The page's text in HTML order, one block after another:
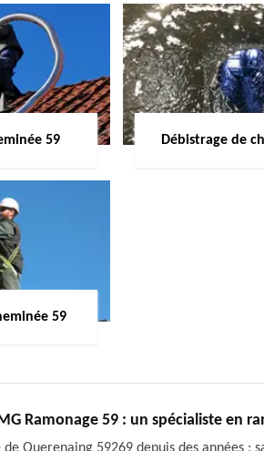
59 Débistrage de
59
Ramonage 59 : un spécialiste en